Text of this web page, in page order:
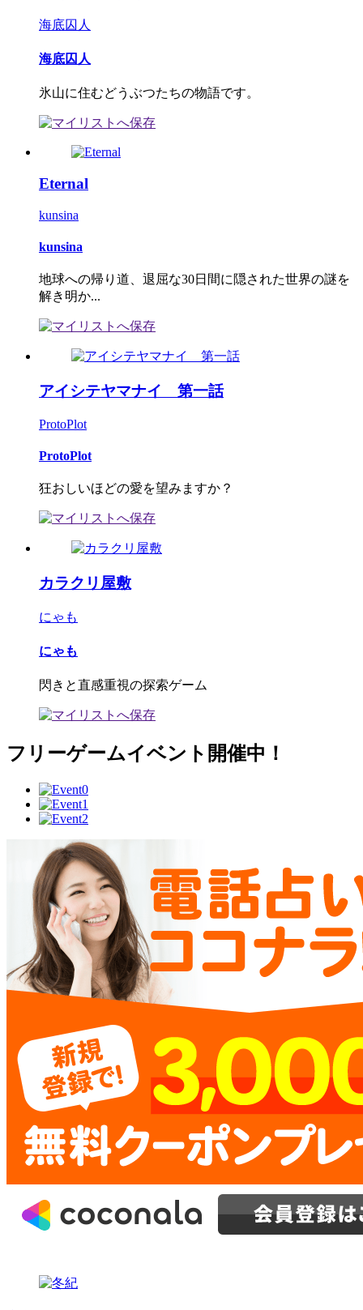
海底囚人
海底囚人
氷山に住むどうぶつたちの物語です。
Eternal
kunsina
kunsina
地球への帰り道、退屈な30日間に隠された世界の謎を
解き明か...
アイシテヤマナイ 第一話
ProtoPlot
ProtoPlot
狂おしいほどの愛を望みますか？
カラクリ屋敷
にゃも
にゃも
閃きと直感重視の探索ゲーム
フリーゲームイベント開催中！